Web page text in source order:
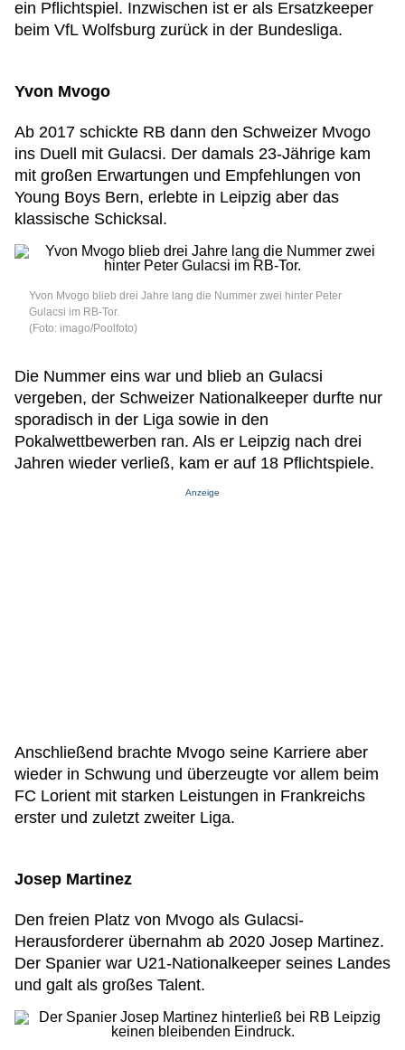
ein Pflichtspiel. Inzwischen ist er als Ersatzkeeper
beim VfL Wolfsburg zurück in der Bundesliga.
Yvon Mvogo
Ab 2017 schickte RB dann den Schweizer Mvogo
ins Duell mit Gulacsi. Der damals 23-Jährige kam
mit großen Erwartungen und Empfehlungen von
Young Boys Bern, erlebte in Leipzig aber das
klassische Schicksal.
Yvon Mvogo blieb drei Jahre lang die Nummer zwei hinter Peter
Gulacsi im RB-Tor.
(Foto: imago/Poolfoto)
Die Nummer eins war und blieb an Gulacsi
vergeben, der Schweizer Nationalkeeper durfte nur
sporadisch in der Liga sowie in den
Pokalwettbewerben ran. Als er Leipzig nach drei
Jahren wieder verließ, kam er auf 18 Pflichtspiele.
Anzeige
Anschließend brachte Mvogo seine Karriere aber
wieder in Schwung und überzeugte vor allem beim
FC Lorient mit starken Leistungen in Frankreichs
erster und zuletzt zweiter Liga.
Josep Martinez
Den freien Platz von Mvogo als Gulacsi-
Herausforderer übernahm ab 2020 Josep Martinez.
Der Spanier war U21-Nationalkeeper seines Landes
und galt als großes Talent.